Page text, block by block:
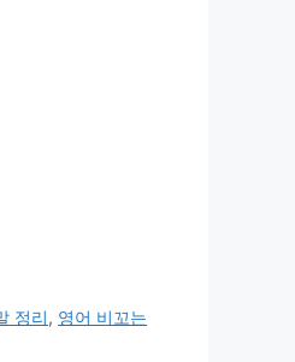
정리, 영어 비꼬는